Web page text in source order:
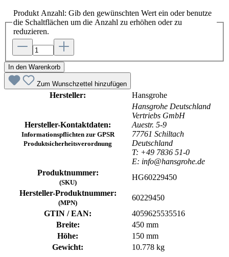
Produkt Anzahl: Gib den gewünschten Wert ein oder benutze
die Schaltflächen um die Anzahl zu erhöhen oder zu
reduzieren.
In den Warenkorb
Zum Wunschzettel hinzufügen
Hersteller: Hansgrohe
Hersteller-Kontaktdaten:
Informationspflichten zur GPSR
Produktsicherheitsverordnung
Hansgrohe Deutschland
Vertriebs GmbH
Auestr. 5-9
77761 Schiltach
Deutschland
T: +49 7836 51-0
E: info@hansgrohe.de
Produktnummer:
(SKU)
HG60229450
Hersteller-Produktnummer:
(MPN)
60229450
GTIN / EAN:
4059625535516
Breite:
450 mm
Höhe:
150 mm
Gewicht:
10.778 kg